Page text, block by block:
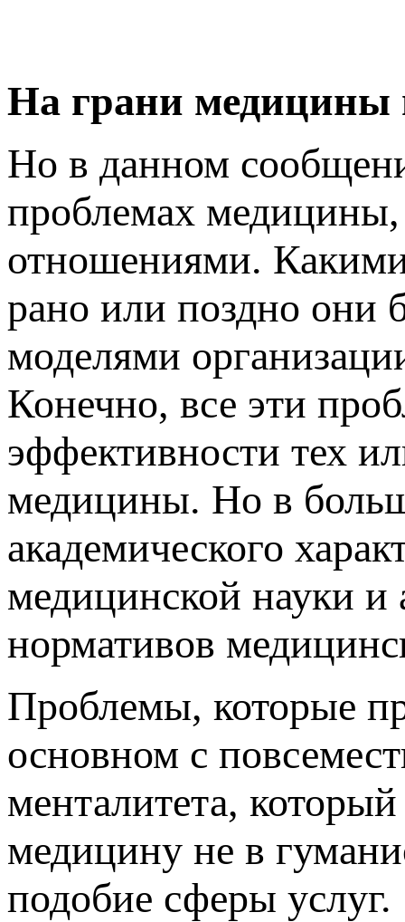
На грани медицины
Но в данном
проблемах
отношениями.
рано или поздно они
моделями
Конечно, все эти
эффективности тех
медицины. Но в
академического
медицинской науки и
нормативов
Проблемы, которые
основном с
менталитета,
медицину не в
подобие сферы услуг.